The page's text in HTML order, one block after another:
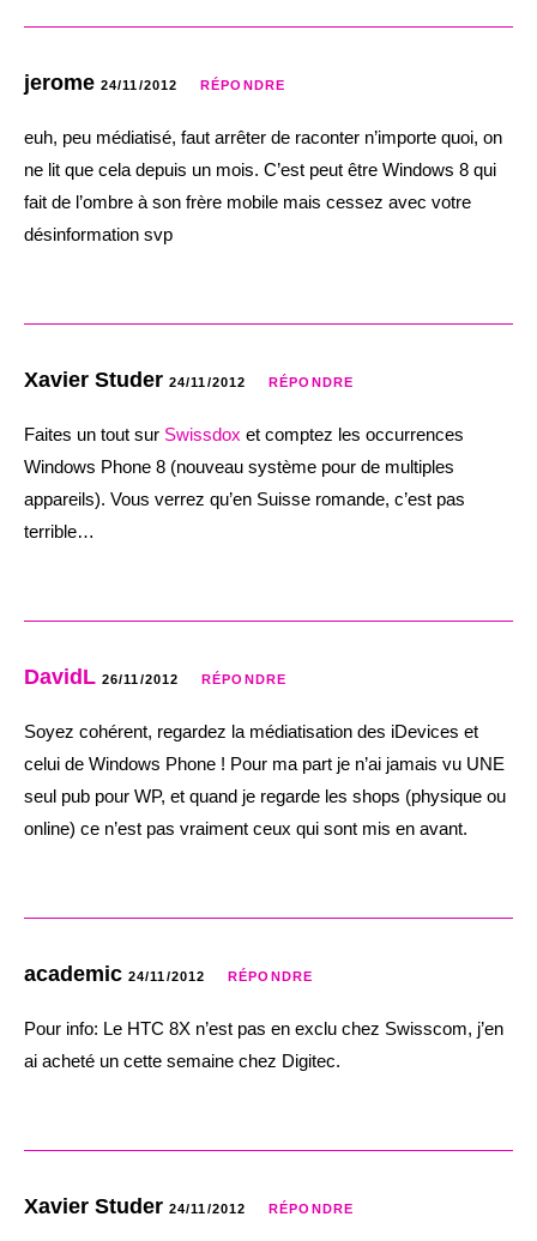
jerome 24/11/2012 RÉPONDRE
euh, peu médiatisé, faut arrêter de raconter n’importe quoi, on
ne lit que cela depuis un mois. C’est peut être Windows 8 qui
fait de l’ombre à son frère mobile mais cessez avec votre
désinformation svp
Xavier Studer 24/11/2012 RÉPONDRE
Faites un tout sur Swissdox et comptez les occurrences
Windows Phone 8 (nouveau système pour de multiples
appareils). Vous verrez qu’en Suisse romande, c’est pas
terrible…
DavidL 26/11/2012 RÉPONDRE
Soyez cohérent, regardez la médiatisation des iDevices et
celui de Windows Phone ! Pour ma part je n’ai jamais vu UNE
seul pub pour WP, et quand je regarde les shops (physique ou
online) ce n’est pas vraiment ceux qui sont mis en avant.
academic 24/11/2012 RÉPONDRE
Pour info: Le HTC 8X n’est pas en exclu chez Swisscom, j’en
ai acheté un cette semaine chez Digitec.
Xavier Studer 24/11/2012 RÉPONDRE